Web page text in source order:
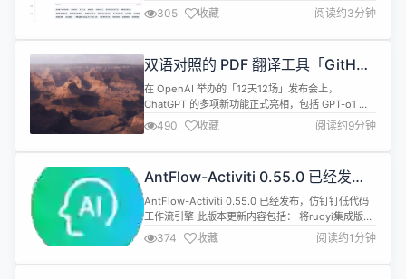
网站开发者解决富文本编辑器的难点。 UEditorPlus
是有 ModStart 团队基于 UEditor 二次开发的富文本
编辑器，主要做了样式的定制，更符合现代浏览器的
待更多伙伴一起加入维护。 版本介绍 ...
305 收藏 阅读约3分钟
双语对照的 PDF 翻译工具「GitHub
热点速览」
在 OpenAI 举办的「12天12场」发布会上，
ChatGPT 的多项新功能正式亮相，包括 GPT-o1 正
式版和 ChatGPT Pro（200 美元/月）、强化微调
（Reinforcement Fine-Tuning）、Sora（视频生
成）、增强版 Canvas（支持多模态创作与 Python
490 收藏 阅读约9分钟
AntFlow-Activiti 0.55.0 已经发
布，仿钉钉低代码工作流引擎
AntFlow-Activiti 0.55.0 已经发布，仿钉钉低代码
工作流引擎 此版本更新内容包括： 将ruoyi集成版前
端演示项目(此项目仅使用了ruoyi前端,剥离了后端)
和后端仓库合并 修复sql建表语句错误 详情查看：
https://gitee.com/tylerzhou/Antflow/releases/0.55.0
374 收藏 阅读约1分钟